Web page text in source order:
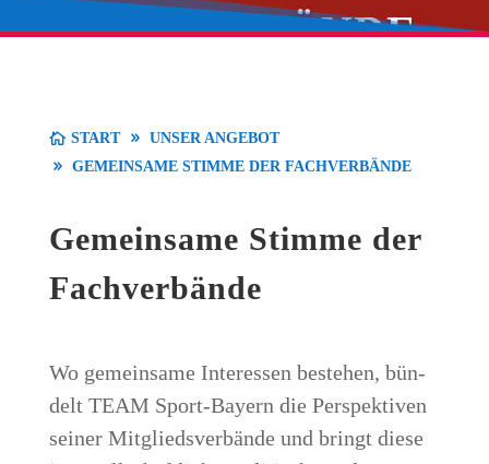
FACHVERBÄNDE
START
UNSER ANGE­BOT
GEMEIN­SA­ME STIM­ME DER FACHVERBÄNDE
Gemein­sa­me Stim­me der
Fachverbände
Wo gemein­sa­me Inter­es­sen bestehen, bün­
delt TEAM Sport-Bay­ern die Per­spek­ti­ven
sei­ner Mit­glieds­ver­bän­de und bringt die­se